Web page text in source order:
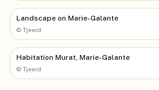
Landscape on Marie-Galante
©Tjeerd
Habitation Murat, Marie-Galante
©Tjeerd